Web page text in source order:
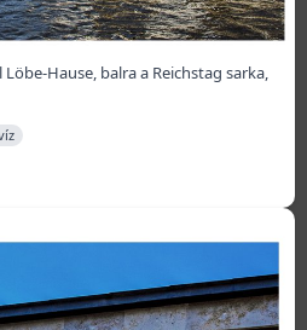
Hause, balra a Reichstag sarka,